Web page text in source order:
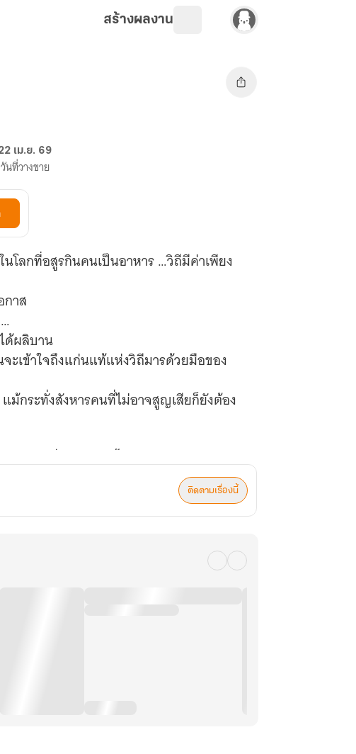
สร้างผลงาน
เม.ย. 69
วันที่วางขาย
โลกที่อสูรกินคนเป็นอาหาร …วิถีมีค่าเพียง
กาส
ด้ผลิบาน
เข้าใจถึงแก่นแท้แห่งวิถีมารด้วยมือของ
กระทั่งสังหารคนที่ไม่อาจสูญเสียก็ยังต้อง
อชะตาที่ถูกลิขิตไว้ตั้งแต่เกิดให้เดินบนเส้น
… เขาจะสร้างและกำหนดพวกมันด้วยมือ
ติดตามเรื่องนี้